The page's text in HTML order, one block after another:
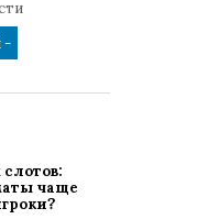
чаще